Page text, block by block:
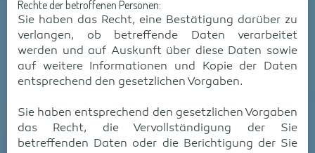
Rechte der betroffenen Personen:
Sie haben das Recht, eine Bestätigung darüber zu
verlangen, ob betreffende Daten verarbeitet
werden und auf Auskunft über diese Daten sowie
auf weitere Informationen und Kopie der Daten
entsprechend den gesetzlichen Vorgaben.
Sie haben entsprechend den gesetzlichen Vorgaben
das Recht, die Vervollständigung der Sie
betreffenden Daten oder die Berichtigung der Sie